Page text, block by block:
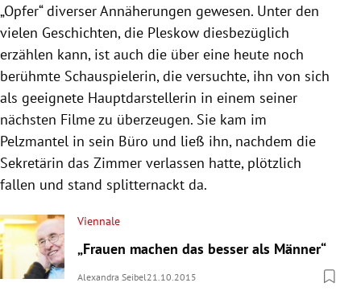
„Opfer“ diverser Annäherungen gewesen. Unter den
vielen Geschichten, die Pleskow diesbezüglich
erzählen kann, ist auch die über eine heute noch
berühmte Schauspielerin, die versuchte, ihn von sich
als geeignete Hauptdarstellerin in einem seiner
nächsten Filme zu überzeugen. Sie kam im
Pelzmantel in sein Büro und ließ ihn, nachdem die
Sekretärin das Zimmer verlassen hatte, plötzlich
fallen und stand splitternackt da.
Viennale
„Frauen machen das besser als Männer“
Alexandra Seibel 21.10.2015